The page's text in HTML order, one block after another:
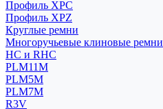
Профиль XPC
Профиль XPZ
Круглые ремни
Многоручьевые клиновые ремни
HC и RHC
PLM11M
PLM5M
PLM7M
R3V